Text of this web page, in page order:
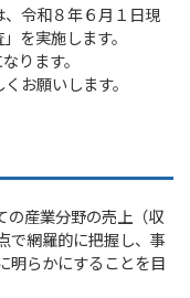
令和８年６月１日現
を実施します。
ります。
お願いします。
の産業分野の売上（収
で網羅的に把握し、事
明らかにすることを目